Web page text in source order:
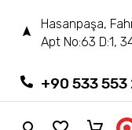
Hasanpaşa,
Apt No:63 D:1,
+90 533